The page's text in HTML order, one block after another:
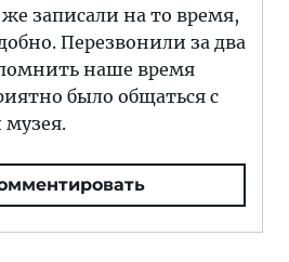
записали на то время,
Перезвонили за два
наше время
было общаться с
музея.